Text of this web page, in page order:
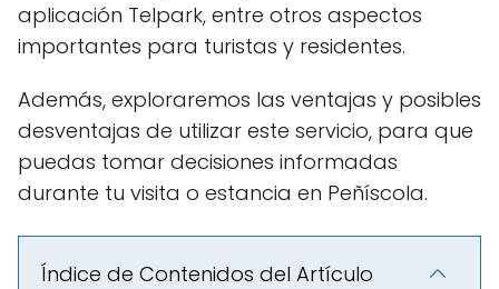
aplicación Telpark, entre otros aspectos
importantes para turistas y residentes.
Además, exploraremos las ventajas y posibles
desventajas de utilizar este servicio, para que
puedas tomar decisiones informadas
durante tu visita o estancia en Peñíscola.
Índice de Contenidos del Artículo